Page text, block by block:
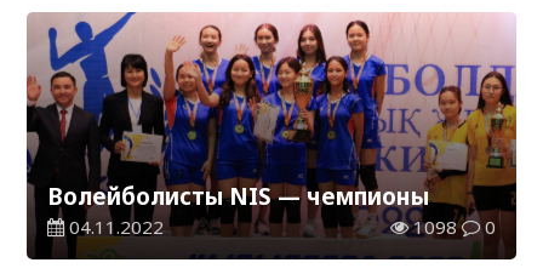
Волейболисты NIS — чемпионы
04.11.2022 1098 0